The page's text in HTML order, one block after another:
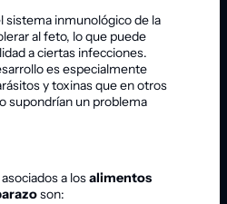
sistema inmunológico de la
al feto, lo que puede
a ciertas infecciones.
es especialmente
y toxinas que en otros
supondrían un problema
a losalimentos
son: